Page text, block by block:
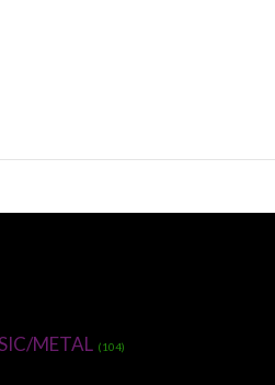
METAL (104)